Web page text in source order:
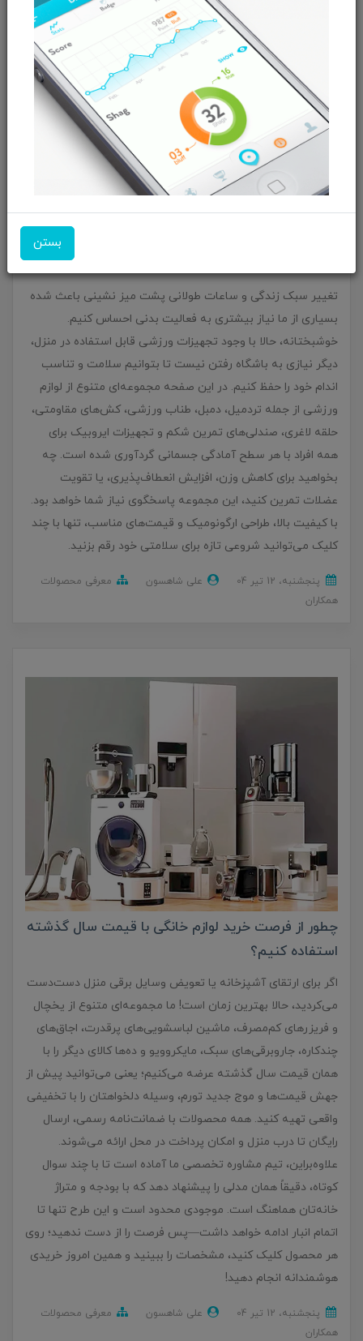
بستنبا لوازم ورزشی مناسب، شروعی تازه برای سلامتی و
تغییر سبک زندگی و ساعات طولانی پشت میز نشینی باعث شده
بسیاری از ما نیاز بیشتری به فعالیت بدنی احساس کنیم.
خوشبختانه، حالا با وجود تجهیزات ورزشی قابل استفاده در منزل،
دیگر نیازی به باشگاه رفتن نیست تا بتوانیم سلامت و تناسب
اندام خود را حفظ کنیم. در این صفحه مجموعه‌ای متنوع از لوازم
ورزشی از جمله تردمیل، دمبل، طناب ورزشی، کش‌های مقاومتی،
حلقه لاغری، صندلی‌های تمرین شکم و تجهیزات ایروبیک برای
همه افراد با هر سطح آمادگی جسمانی گردآوری شده است. چه
بخواهید برای کاهش وزن، افزایش انعطاف‌پذیری، یا تقویت
عضلات تمرین کنید، این مجموعه پاسخگوی نیاز شما خواهد بود.
با کیفیت بالا، طراحی ارگونومیک و قیمت‌های مناسب، تنها با چند
کلیک می‌توانید شروعی تازه برای سلامتی خود رقم بزنید.
پنجشنبه، 12 تير 04 علی شاهسون
معرفی محصولات
همکاران
چطور از فرصت خرید لوازم خانگی با قیمت سال گذشته
استفاده کنیم؟
اگر برای ارتقای آشپزخانه یا تعویض وسایل برقی منزل دست‌دست
می‌کردید، حالا بهترین زمان است! ما مجموعه‌ای متنوع از یخچال‌
و فریزرهای کم‌مصرف، ماشین لباسشویی‌های پرقدرت، اجاق‌های
چندکاره، جاروبرقی‌های سبک، مایکروویو و ده‌ها کالای دیگر را با
همان قیمت سال گذشته عرضه می‌کنیم؛ یعنی می‌توانید پیش از
جهش قیمت‌ها و موج جدید تورم، وسیله دلخواهتان را با تخفیفی
واقعی تهیه کنید. همه محصولات با ضمانت‌نامه رسمی، ارسال
رایگان تا درب منزل و امکان پرداخت در محل ارائه می‌شوند.
علاوه‌براین، تیم مشاوره تخصصی ما آماده است تا با چند سوال
کوتاه، دقیقاً همان مدلی را پیشنهاد دهد که با بودجه و متراژ
خانه‌تان هماهنگ است. موجودی محدود است و این طرح تنها تا
اتمام انبار ادامه خواهد داشت—پس فرصت را از دست ندهید؛ روی
هر محصول کلیک کنید، مشخصات را ببینید و همین امروز خریدی
هوشمندانه انجام دهید!
پنجشنبه، 12 تير 04 علی شاهسون
معرفی محصولات
همکاران